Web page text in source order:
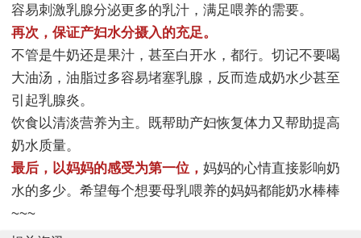
容易刺激乳腺分泌更多的乳汁，满足喂养的需要。
再次，保证产妇水分摄入的充足。
不管是牛奶还是果汁，甚至白开水，都行。切记不要喝
大油汤，油脂过多容易堵塞乳腺，反而造成奶水少甚至
引起乳腺炎。
饮食以清淡营养为主。既帮助产妇恢复体力又帮助提高
奶水质量。
最后，以妈妈的感受为第一位， 妈妈的心情直接影响奶
水的多少。希望每个想要母乳喂养的妈妈都能奶水棒棒
~~~